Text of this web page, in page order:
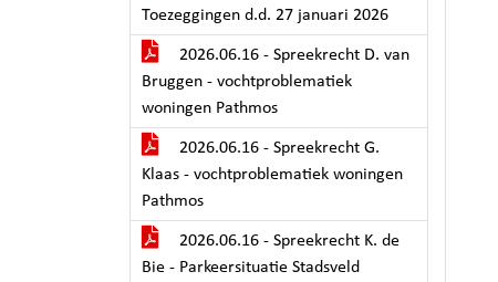
Toezeggingen d.d. 27 januari 2026
2026.06.16 - Spreekrecht D. van
Bruggen - vochtproblematiek
woningen Pathmos
2026.06.16 - Spreekrecht G.
Klaas - vochtproblematiek woningen
Pathmos
2026.06.16 - Spreekrecht K. de
Bie - Parkeersituatie Stadsveld